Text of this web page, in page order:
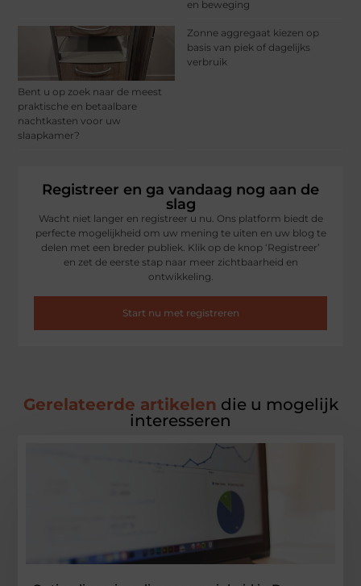
en beweging
Bent u op zoek naar de meest
praktische en betaalbare
nachtkasten voor uw
slaapkamer?
Zonne aggregaat kiezen op
basis van piek of dagelijks
verbruik
Registreer en ga vandaag nog aan de
slag
Wacht niet langer en registreer u nu. Ons platform biedt de
perfecte mogelijkheid om uw mening te uiten en uw blog te
delen met een breder publiek. Klik op de knop ‘Registreer’
en zet de eerste stap naar meer zichtbaarheid en
ontwikkeling.
Start nu met registreren
Gerelateerde artikelen die u mogelijk
interesseren